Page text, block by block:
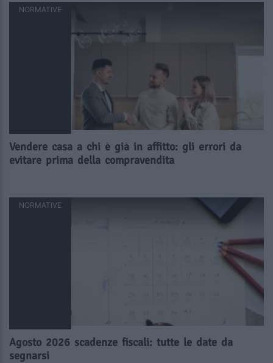
NORMATIVE
Vendere casa a chi è già in affitto: gli errori da
evitare prima della compravendita
NORMATIVE
Agosto 2026 scadenze fiscali: tutte le date da
segnarsi